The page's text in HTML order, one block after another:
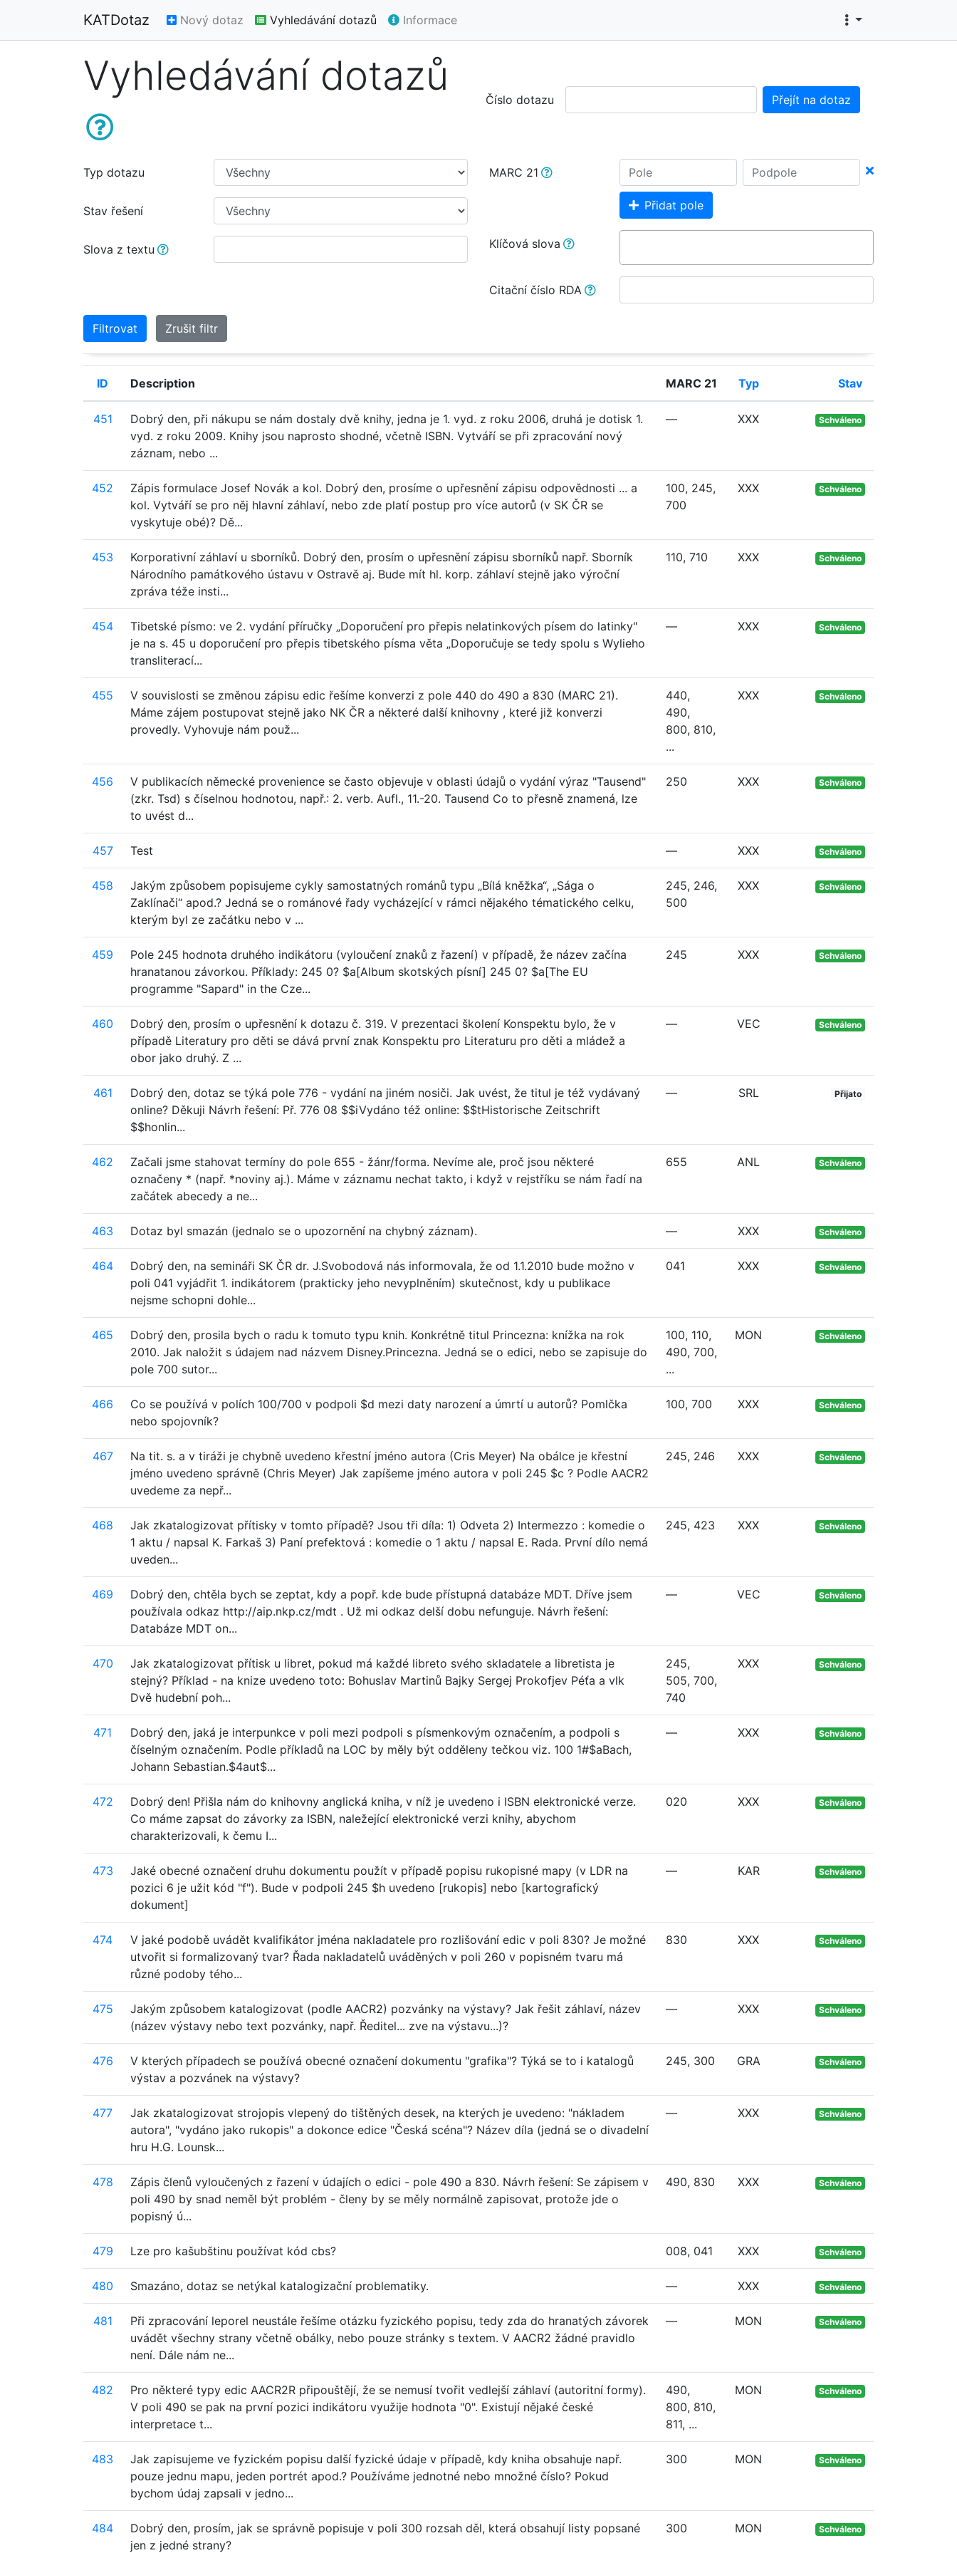
KATDotaz Nový dotaz Vyhledávání dotazů Informace
Vyhledávání dotazů Číslo dotazu Přejít na dotaz
Typ dotazu
Stav řešení
Slova z textu
MARC 21
Přidat pole
Klíčová slova
Citační číslo RDA
Filtrovat Zrušit filtr
ID Description MARC 21 Typ Stav
451
Dobrý den, při nákupu se nám dostaly dvě knihy, jedna je 1. vyd. z roku 2006, druhá je dotisk 1.
vyd. z roku 2009. Knihy jsou naprosto shodné, včetně ISBN. Vytváří se při zpracování nový
záznam, nebo ...
— XXX Schváleno
452
Zápis formulace Josef Novák a kol. Dobrý den, prosíme o upřesnění zápisu odpovědnosti ... a
kol. Vytváří se pro něj hlavní záhlaví, nebo zde platí postup pro více autorů (v SK ČR se
vyskytuje obé)? Dě...
100, 245,
700
XXX Schváleno
453
Korporativní záhlaví u sborníků. Dobrý den, prosím o upřesnění zápisu sborníků např. Sborník
Národního památkového ústavu v Ostravě aj. Bude mít hl. korp. záhlaví stejně jako výroční
zpráva téže insti...
110, 710 XXX Schváleno
454
Tibetské písmo: ve 2. vydání příručky „Doporučení pro přepis nelatinkových písem do latinky"
je na s. 45 u doporučení pro přepis tibetského písma věta „Doporučuje se tedy spolu s Wylieho
transliterací...
— XXX Schváleno
455
V souvislosti se změnou zápisu edic řešíme konverzi z pole 440 do 490 a 830 (MARC 21).
Máme zájem postupovat stejně jako NK ČR a některé další knihovny , které již konverzi
provedly. Vyhovuje nám použ...
440,
490,
800, 810,
...
XXX Schváleno
456
V publikacích německé provenience se často objevuje v oblasti údajů o vydání výraz "Tausend"
(zkr. Tsd) s číselnou hodnotou, např.: 2. verb. Aufl., 11.-20. Tausend Co to přesně znamená, lze
to uvést d...
250 XXX Schváleno
457 Test — XXX Schváleno
458
Jakým způsobem popisujeme cykly samostatných románů typu „Bílá kněžka“, „Sága o
Zaklínači“ apod.? Jedná se o románové řady vycházející v rámci nějakého tématického celku,
kterým byl ze začátku nebo v ...
245, 246,
500
XXX Schváleno
459
Pole 245 hodnota druhého indikátoru (vyloučení znaků z řazení) v případě, že název začína
hranatanou závorkou. Příklady: 245 0? $a[Album skotských písní] 245 0? $a[The EU
programme "Sapard" in the Cze...
245 XXX Schváleno
460
Dobrý den, prosím o upřesnění k dotazu č. 319. V prezentaci školení Konspektu bylo, že v
případě Literatury pro děti se dává první znak Konspektu pro Literaturu pro děti a mládež a
obor jako druhý. Z ...
— VEC Schváleno
461
Dobrý den, dotaz se týká pole 776 - vydání na jiném nosiči. Jak uvést, že titul je též vydávaný
online? Děkuji Návrh řešení: Př. 776 08 $$iVydáno též online: $$tHistorische Zeitschrift
$$honlin...
— SRL Přijato
462
Začali jsme stahovat termíny do pole 655 - žánr/forma. Nevíme ale, proč jsou některé
označeny * (např. *noviny aj.). Máme v záznamu nechat takto, i když v rejstříku se nám řadí na
začátek abecedy a ne...
655 ANL Schváleno
463 Dotaz byl smazán (jednalo se o upozornění na chybný záznam). — XXX Schváleno
464
Dobrý den, na semináři SK ČR dr. J.Svobodová nás informovala, že od 1.1.2010 bude možno v
poli 041 vyjádřit 1. indikátorem (prakticky jeho nevyplněním) skutečnost, kdy u publikace
nejsme schopni dohle...
041 XXX Schváleno
465
Dobrý den, prosila bych o radu k tomuto typu knih. Konkrétně titul Princezna: knížka na rok
2010. Jak naložit s údajem nad názvem Disney.Princezna. Jedná se o edici, nebo se zapisuje do
pole 700 sutor...
100, 110,
490, 700,
...
MON Schváleno
466
Co se používá v polích 100/700 v podpoli $d mezi daty narození a úmrtí u autorů? Pomlčka
nebo spojovník?
100, 700 XXX Schváleno
467
Na tit. s. a v tiráži je chybně uvedeno křestní jméno autora (Cris Meyer) Na obálce je křestní
jméno uvedeno správně (Chris Meyer) Jak zapíšeme jméno autora v poli 245 $c ? Podle AACR2
uvedeme za nepř...
245, 246 XXX Schváleno
468
Jak zkatalogizovat přítisky v tomto případě? Jsou tři díla: 1) Odveta 2) Intermezzo : komedie o
1 aktu / napsal K. Farkaš 3) Paní prefektová : komedie o 1 aktu / napsal E. Rada. První dílo nemá
uveden...
245, 423 XXX Schváleno
469
Dobrý den, chtěla bych se zeptat, kdy a popř. kde bude přístupná databáze MDT. Dříve jsem
používala odkaz http://aip.nkp.cz/mdt . Už mi odkaz delší dobu nefunguje. Návrh řešení:
Databáze MDT on...
— VEC Schváleno
470
Jak zkatalogizovat přítisk u libret, pokud má každé libreto svého skladatele a libretista je
stejný? Příklad - na knize uvedeno toto: Bohuslav Martinů Bajky Sergej Prokofjev Péťa a vlk
Dvě hudební poh...
245,
505, 700,
740
XXX Schváleno
471
Dobrý den, jaká je interpunkce v poli mezi podpoli s písmenkovým označením, a podpoli s
číselným označením. Podle příkladů na LOC by měly být odděleny tečkou viz. 100 1#$aBach,
Johann Sebastian.$4aut$...
— XXX Schváleno
472
Dobrý den! Přišla nám do knihovny anglická kniha, v níž je uvedeno i ISBN elektronické verze.
Co máme zapsat do závorky za ISBN, naležející elektronické verzi knihy, abychom
charakterizovali, k čemu I...
020 XXX Schváleno
473
Jaké obecné označení druhu dokumentu použít v případě popisu rukopisné mapy (v LDR na
pozici 6 je užit kód "f"). Bude v podpoli 245 $h uvedeno [rukopis] nebo [kartografický
dokument]
— KAR Schváleno
474
V jaké podobě uvádět kvalifikátor jména nakladatele pro rozlišování edic v poli 830? Je možné
utvořit si formalizovaný tvar? Řada nakladatelů uváděných v poli 260 v popisném tvaru má
různé podoby tého...
830 XXX Schváleno
475
Jakým způsobem katalogizovat (podle AACR2) pozvánky na výstavy? Jak řešit záhlaví, název
(název výstavy nebo text pozvánky, např. Ředitel... zve na výstavu...)?
— XXX Schváleno
476
V kterých případech se používá obecné označení dokumentu "grafika"? Týká se to i katalogů
výstav a pozvánek na výstavy?
245, 300 GRA Schváleno
477
Jak zkatalogizovat strojopis vlepený do tištěných desek, na kterých je uvedeno: "nákladem
autora", "vydáno jako rukopis" a dokonce edice "Česká scéna"? Název díla (jedná se o divadelní
hru H.G. Lounsk...
— XXX Schváleno
478
Zápis členů vyloučených z řazení v údajích o edici - pole 490 a 830. Návrh řešení: Se zápisem v
poli 490 by snad neměl být problém - členy by se měly normálně zapisovat, protože jde o
popisný ú...
490, 830 XXX Schváleno
479 Lze pro kašubštinu používat kód cbs? 008, 041 XXX Schváleno
480 Smazáno, dotaz se netýkal katalogizační problematiky. — XXX Schváleno
481
Při zpracování leporel neustále řešíme otázku fyzického popisu, tedy zda do hranatých závorek
uvádět všechny strany včetně obálky, nebo pouze stránky s textem. V AACR2 žádné pravidlo
není. Dále nám ne...
— MON Schváleno
482
Pro některé typy edic AACR2R připouštějí, že se nemusí tvořit vedlejší záhlaví (autoritní formy).
V poli 490 se pak na první pozici indikátoru využije hodnota "0". Existují nějaké české
interpretace t...
490,
800, 810,
811, ...
MON Schváleno
483
Jak zapisujeme ve fyzickém popisu další fyzické údaje v případě, kdy kniha obsahuje např.
pouze jednu mapu, jeden portrét apod.? Používáme jednotné nebo množné číslo? Pokud
bychom údaj zapsali v jedno...
300 MON Schváleno
484
Dobrý den, prosím, jak se správně popisuje v poli 300 rozsah děl, která obsahují listy popsané
jen z jedné strany?
300 MON Schváleno